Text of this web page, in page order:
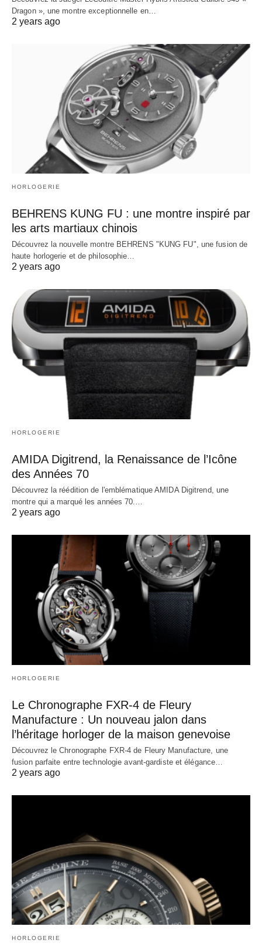
Dragon », une montre exceptionnelle en…
2 years ago
HORLOGERIE
BEHRENS KUNG FU : une montre inspiré par
les arts martiaux chinois
Découvrez la nouvelle montre BEHRENS "KUNG FU", une fusion de
haute horlogerie et de philosophie…
2 years ago
HORLOGERIE
AMIDA Digitrend, la Renaissance de l’Icône
des Années 70
Découvrez la réédition de l'emblématique AMIDA Digitrend, une
montre qui a marqué les années 70.…
2 years ago
HORLOGERIE
Le Chronographe FXR-4 de Fleury
Manufacture : Un nouveau jalon dans
l’héritage horloger de la maison genevoise
Découvrez le Chronographe FXR-4 de Fleury Manufacture, une
fusion parfaite entre technologie avant-gardiste et élégance…
2 years ago
HORLOGERIE